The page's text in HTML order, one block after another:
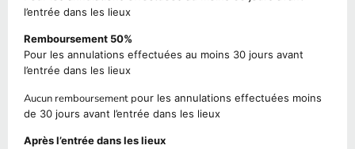
l’entrée dans les lieux
Remboursement 50%
Pour les annulations effectuées au moins 30 jours avant
l’entrée dans les lieux
Aucun remboursement pour les annulations effectuées moins
de 30 jours avant l’entrée dans les lieux
Après l’entrée dans les lieux